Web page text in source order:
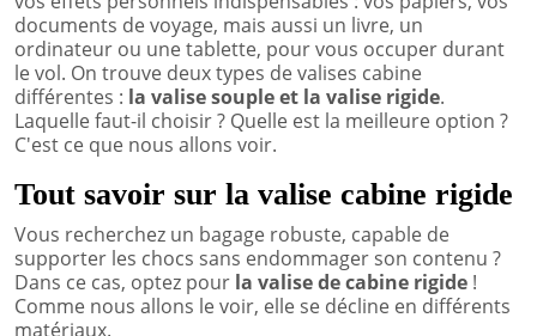
documents de voyage, mais aussi un livre, un
ordinateur ou une tablette, pour vous occuper durant
le vol. On trouve deux types de valises cabine
différentes : la valise souple et la valise rigide.
Laquelle faut-il choisir ? Quelle est la meilleure option ?
C'est ce que nous allons voir.
Tout savoir sur la valise cabine rigide
Vous recherchez un bagage robuste, capable de
supporter les chocs sans endommager son contenu ?
Dans ce cas, optez pour la valise de cabine rigide !
Comme nous allons le voir, elle se décline en différents
matériaux.